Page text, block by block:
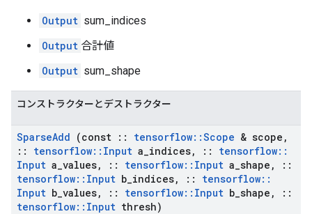
Output sum_indices
Output 合計値
Output sum_shape
コンストラクターとデストラクター
SparseAdd (const :: tensorflow::Scope & scope ,
::
tensorflow:: Input a indices, :: tensorflow::
Input a values, :: tensorflow:: Input a shape ,
::
tensorflow:: Input b indices, :: tensorflow::
Input b values, :: tensorflow:: Input b shape ,
::
tensorflow:: Input thresh)